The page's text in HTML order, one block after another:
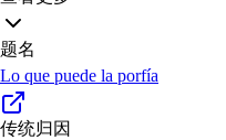
题名
Lo que puede la porfía
传统归因